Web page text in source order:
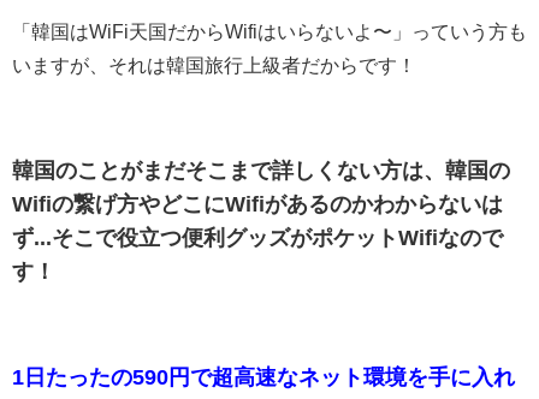
「韓国はWiFi天国だからWifiはいらないよ〜」っていう方も
いますが、それは韓国旅行上級者だからです！
韓国のことがまだそこまで詳しくない方は、韓国の
Wifiの繋げ方やどこにWifiがあるのかわからないは
ず...そこで役立つ便利グッズがポケットWifiなので
す！
1日たったの590円で超高速なネット環境を手に入れ